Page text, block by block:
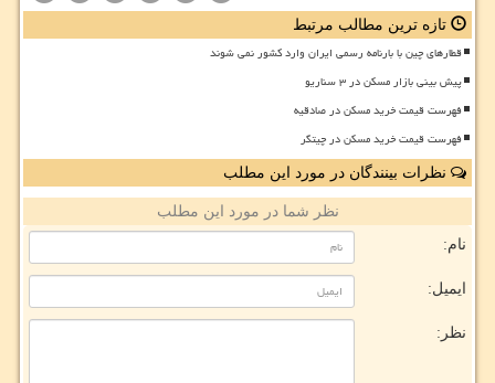
تازه ترین مطالب مرتبط
قطارهای چین با بارنامه رسمی ایران وارد کشور نمی شوند
پیش بینی بازار مسکن در ۳ سناریو
فهرست قیمت خرید مسکن در صادقیه
فهرست قیمت خرید مسکن در چیتگر
نظرات بینندگان در مورد این مطلب
نظر شما در مورد این مطلب
نام:
ایمیل:
نظر: